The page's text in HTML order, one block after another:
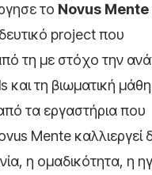
το Novus Mente
project που
τη με στόχο την
και τη βιωματική
τα εργαστήρια που
Mente καλλιεργεί
η ομαδικότητα, η